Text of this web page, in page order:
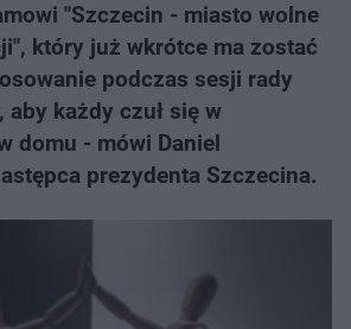
"Szczecin - miasto wolne
który już wkrótce ma zostać
podczas sesji rady
aby każdy czuł się w
domu - mówi Daniel
prezydenta Szczecina.